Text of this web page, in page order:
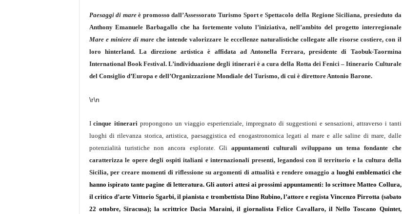
Paesaggi di mareè promosso dall’Assessorato Turismo Sport e Spettacolo della Regione Siciliana, presieduto da
Anthony Emanuele Barbagallo che ha fortemente voluto l’iniziativa, nell’ambito del progetto interregionale
Mare e miniere di mare che intende valorizzare le eccellenze naturalistiche collegate alle risorse costiere, con il
loro hinterland. La direzione artistica è affidata ad Antonella Ferrara, presidente di Taobuk-Taormina
International Book Festival. L’individuazione degli itinerari è a cura della Rotta dei Fenici – Itinerario Culturale
del Consiglio d’Europa e dell’Organizzazione Mondiale del Turismo, di cui è direttoreAntonio Barone.
\r\n
Icinque itinerari propongono un viaggio esperienziale, impregnato di suggestioni e sensazioni, attraverso i tanti
luoghi di rilevanza storica, artistica, paesaggistica ed enogastronomica legati al mare e alle saline di mare, dalle
potenzialità turistiche non ancora esplorate. Gliappuntamenti culturali sviluppano un tema fondante che
caratterizza le opere degli ospiti italiani e internazionali presenti, legandosi con il territorio e la cultura della
Sicilia, per creare momenti di riflessione su argomenti di attualità e rendere omaggio aluoghi emblematici che
hanno ispirato tante pagine di letteratura. Gli autori attesi ai prossimi appuntamenti: lo scrittoreMatteo Collura,
il critico d’arte Vittorio Sgarbi, il pianista e trombettista Dino Rubino, l’attore e registaVincenzo Pirrotta (sabato
22 ottobre, Siracusa); la scrittrice Dacia Maraini, il giornalistaFelice Cavallaro, ilNello Toscano Quintet,